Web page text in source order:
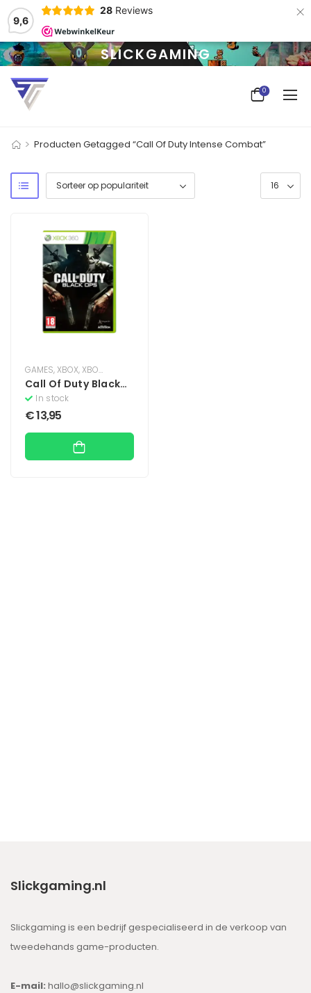
9,6
28 Reviews ×
SLICKGAMING
0
> Producten Getagged “Call Of Duty Intense Combat”
GAMES,XBOX,XBOX 360
Call Of Duty Black
OpsIn stock
€13,95
Slickgaming.nl
Slickgaming is een bedrijf gespecialiseerd in de verkoop van
tweedehands game-producten.
E-mail: hallo@slickgaming.nl